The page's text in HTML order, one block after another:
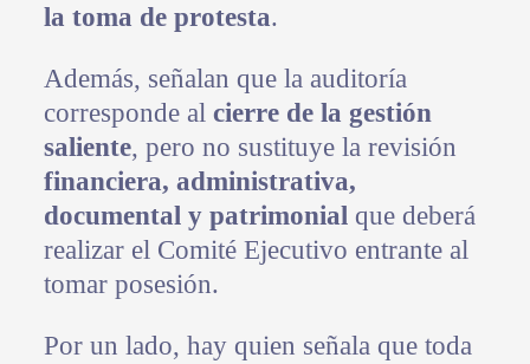
la toma de protesta.
Además, señalan que la auditoría
corresponde al cierre de la gestión
saliente, pero no sustituye la revisión
financiera, administrativa,
documental y patrimonialque deberá
realizar el Comité Ejecutivo entrante al
tomar posesión.
Por un lado, hay quien señala que toda